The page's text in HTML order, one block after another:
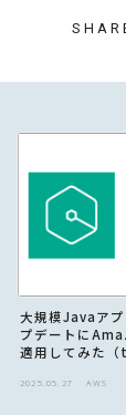
大規模Javaア
プデートに
適用してみた
2025.05.27 AWS